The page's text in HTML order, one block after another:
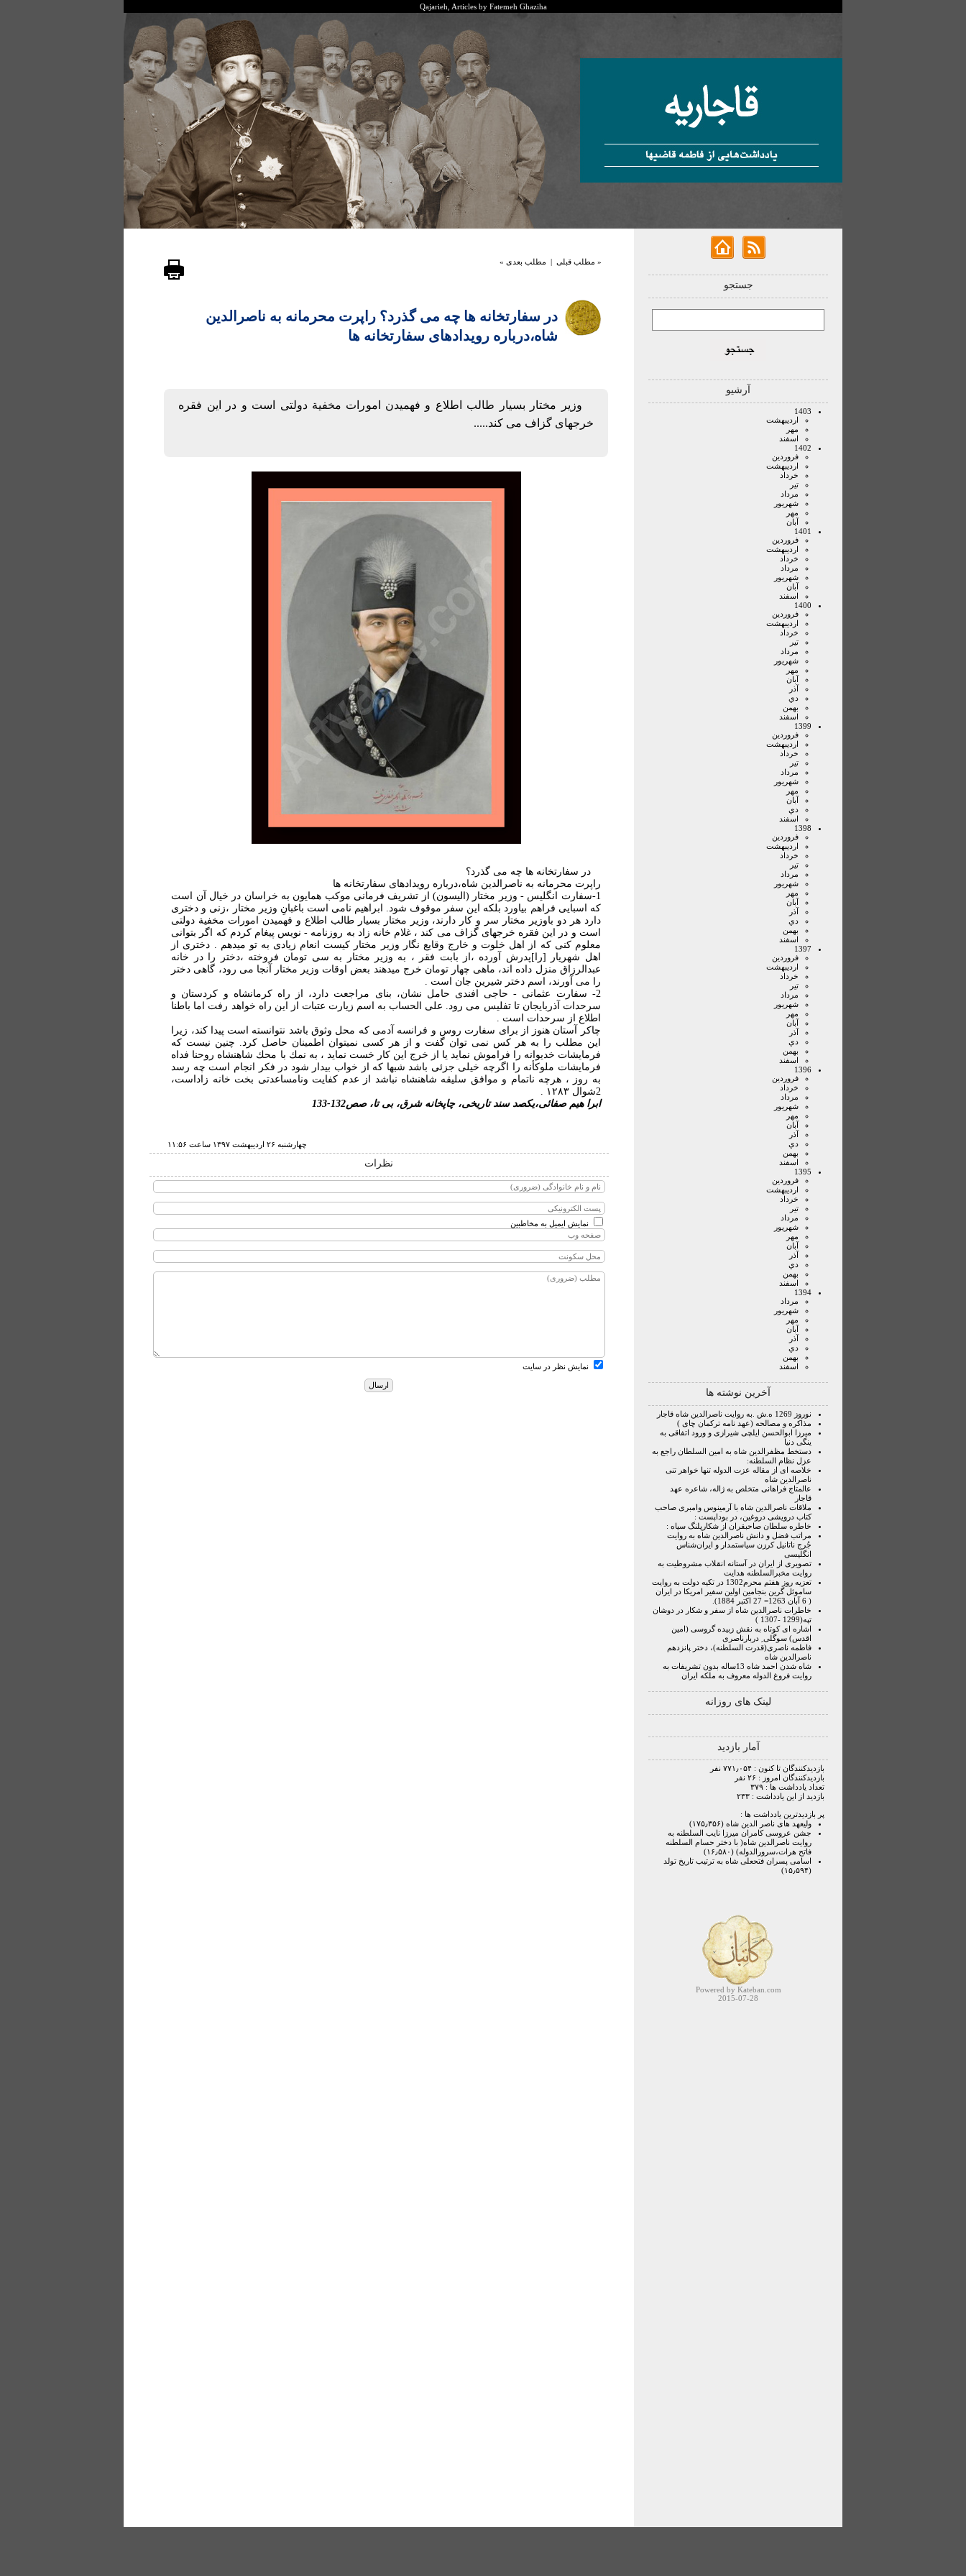
Qajarieh, Articles by Fatemeh Ghaziha
جستجو
آرشیو
1403
ارديبهشت
مهر
اسفند
1402
فروردين
ارديبهشت
خرداد
تير
مرداد
شهريور
مهر
آبان
1401
فروردين
ارديبهشت
خرداد
مرداد
شهريور
آبان
اسفند
1400
فروردين
ارديبهشت
خرداد
تير
مرداد
شهريور
مهر
آبان
آذر
دي
بهمن
اسفند
1399
فروردين
ارديبهشت
خرداد
تير
مرداد
شهريور
مهر
آبان
دي
اسفند
1398
فروردين
ارديبهشت
خرداد
تير
مرداد
شهريور
مهر
آبان
آذر
دي
بهمن
اسفند
1397
فروردين
ارديبهشت
خرداد
تير
مرداد
شهريور
مهر
آبان
آذر
دي
بهمن
اسفند
1396
فروردين
خرداد
مرداد
شهريور
مهر
آبان
آذر
دي
بهمن
اسفند
1395
فروردين
ارديبهشت
خرداد
تير
مرداد
شهريور
مهر
آبان
آذر
دي
بهمن
اسفند
1394
مرداد
شهريور
مهر
آبان
آذر
دي
بهمن
اسفند
آخرین نوشته ها
نوروز 1269 ه.ش .به روایت ناصرالدین شاه قاجار
مذاکره و مصالحه (عهد نامه ترکمان چای )
میرزا ابوالحسن ایلچی شیرازی و ورود اتفاقی به
ینگی دنیا
دستخط مظفرالدین شاه به امین السلطان راجع به
عزل نظام السلطنه:
خلاصه ای از مقاله عزت الدوله تنها خواهر تنی
ناصرالدین شاه
عالمتاج فراهانی متخلص به ژاله، شاعره عهد
قاجار
ملاقات ناصرالدین شاه با آرمینوس وامبری صاحب
کتاب درویشی دروغین، در بوداپست :
خاطره سلطان صاحبقران از شکارپلنگ سیاه :
مراتب فضل و دانش ناصرالدین شاه به روایت
جُرج ناتانیل کرزن سیاستمدار و ایران‌شناس
انگلیسی
تصویری از ایران در آستانه انقلاب مشروطیت به
روایت مخبرالسلطنه هدایت
تعزیه روز هفتم محرم1302 در تکیه دولت به روایت
ساموئل گرین بنجامین اولین سفیر امریکا در ایران
( 6 آبان 1263= 27 اکتبر 1884).
خاطرات ناصرالدین شاه از سفر و شکار در دوشان
تپه(1299 -1307 )
اشاره ای کوتاه به نقش زبیده گروسی (امین
اقدس) سوگلی ِ دربارناصری
فاطمه ناصری(قدرت السلطنه)، دختر پانزدهم
ناصرالدین شاه
شاه شدن احمد شاه 13ساله بدون تشریفات به
روایت فروغ الدوله معروف به ملکه ایران
لینک های روزانه
آمار بازدید
بازدیدکنندگان تا کنون : ۷۷۱٫۰۵۴ نفر
بازدیدکنندگان امروز : ۲۶ نفر
تعداد یادداشت ها : ۳۷۹
بازدید از این یادداشت : ۲۳۳
پر بازدیدترین یادداشت ها :
ولیعهد های ناصر الدین شاه (۱۷۵٫۳۵۶)
جشن عروسی کامران میرزا نایب السلطنه به
روایت ناصرالدین شاه( با دختر حسام السلطنه
فاتح هرات،سرورالدوله) (۱۶٫۵۸۰)
اسامی پسران فتحعلی شاه به ترتیب تاریخ تولد
(۱۵٫۵۹۴)
Powered by Kateban.com
2015-07-28
« مطلب قبلی | مطلب بعدی »
در سفارتخانه ها چه می گذرد؟ راپرت محرمانه به ناصرالدین
شاه،درباره رویدادهای سفارتخانه ها
وزیر مختار بسیار طالب اطلاع و فهمیدن امورات مخفية دولتی است و در این فقره
خرجهای گزاف می کند.....
در سفارتخانه ها چه می گذرد؟
راپرت محرمانه به ناصرالدین شاه،درباره رویدادهای سفارتخانه ها
1-سفارت انگلیس - وزیر مختار (اليسون) از تشریف فرمانی موکب همایون به خراسان در خیال آن است
که اسبایی فراهم بیاورد بلکه این سفر موقوف شود. ابراهیم نامی است باغبانِ وزیر مختار ،زنی و دختری
دارد هر دو باوزير مختار سر و کار دارند، وزیر مختار بسیار طالب اطلاع و فهمیدن امورات مخفية دولتی
است و در این فقره خرجهای گزاف می کند ، غلام خانه زاد به روزنامه - نویس پیغام کردم که اگر بتوانی
معلوم کنی که از اهل خلوت و خارج وقایع نگار وزیر مختار کیست انعام زیادی به تو میدهم . دختری از
اهل شهریار [را]پدرش آورده ،از بابت فقر ، به وزیر مختار به سی تومان فروخته ،دختر را در خانه
عبدالرزاق منزل داده اند، ماهی چهار تومان خرج میدهند بعض اوقات وزیر مختار آنجا می رود، گاهی دختر
را می آورند، اسم دختر شیرین جان است .
2- سفارت عثمانی - حاجی افندی حامل نشان، بنای مراجعت دارد، از راه کرمانشاه و کردستان و
سرحدات آذربایجان تا تفلیس می رود. على الحساب به اسم زیارت عتبات از این راه خواهد رفت اما باطنا
اطلاع از سرحدات است .
چاكر آستان هنوز از برای سفارت روس و فرانسه آدمی که محل وثوق باشد نتوانسته است پیدا کند، زیرا
این مطلب را به هر کس نمی توان گفت و از هر کسی نمیتوان اطمینان حاصل کرد. چنین نیست که
فرمایشات خديوانه را فراموش نماید یا از خرج این کار خست نماید ، به نمك با محك شاهنشاه روحنا فداه
فرمایشات ملوكأنه را اگرچه خیلی جزئی باشد شبها که از خواب بیدار شود در فکر انجام است چه رسد
به روز ، هرچه ناتمام و موافق سليقه شاهنشاه نباشد از عدم کفایت ونامساعدتی بخت خانه زاداست،
2شوال ۱۲۸۳ .
ابرا هیم صفائی،یکصد سند تاریخی، چاپخانه شرق، بی تا، صص132-133
چهارشنبه ۲۶ ارديبهشت ۱۳۹۷ ساعت ۱۱:۵۶
نظرات
نمایش ایمیل به مخاطبین
نمایش نظر در سایت